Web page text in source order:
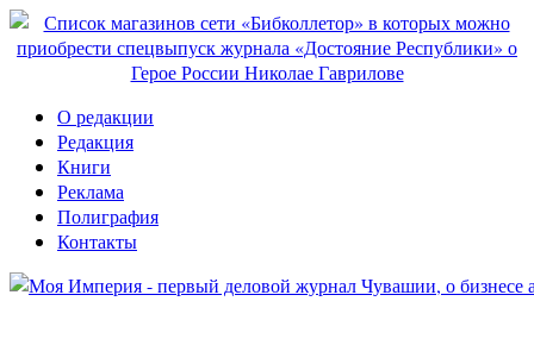
О редакции
Редакция
Книги
Реклама
Полиграфия
Контакты